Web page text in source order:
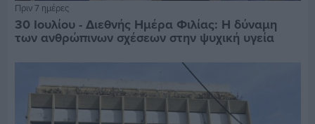
Πριν 7 ημέρες
30 Ιουλίου - Διεθνής Ημέρα Φιλίας: Η δύναμη
των ανθρώπινων σχέσεων στην ψυχική υγεία